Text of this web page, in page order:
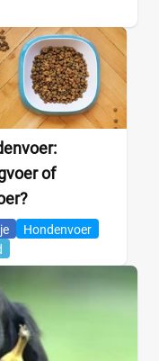
of
Hondenvoer